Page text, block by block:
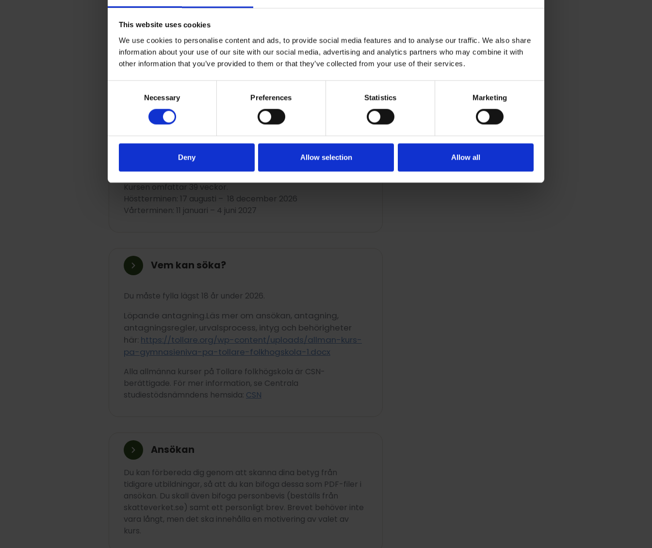
This website uses cookies
We use cookies to personalise content and ads, to provide social media features and to analyse our traffic. We also share
information about your use of our site with our social media, advertising and analytics partners who may combine it with
other information that you’ve provided to them or that they’ve collected from your use of their services.
Necessary Preferences Statistics Marketing
Deny Allow selection Allow all
Temadagar
”Hela Tollare”-dagar
Individuellt val
Läs mer om grundläggande behörighet från folkhögskola på:
https://www.folkhogskola.nu/Om-folkhogskolan/Behorigheter
Har du frågor, maila vår studie- och yrkesvägledare:
Lagerberg
Terminstider läsåret 26/27
Kursen omfattar 39 veckor.
Höstterminen: 17 augusti – 18 december 2026
Vårterminen: 11 januari – 4 juni 2027
Vem kan söka?
Du måste fylla lägst 18 år under 2026.
Löpande antagning.Läs mer om ansökan, antagning,
antagningsregler, urvalsprocess, intyg och behörigheter
här: https://tollare.org/wp-content/uploads/allman-kurs-
pa-gymnasieniva-pa-tollare-folkhogskola-1.docx
Alla allmänna kurser på Tollare folkhögskola är CSN-
berättigade. För mer information, se Centrala
studiestödsnämndens hemsida: CSN
Ansökan
Du kan förbereda dig genom att skanna dina betyg från
tidigare utbildningar, så att du kan bifoga dessa som PDF-filer i
ansökan. Du skall även bifoga personbevis (beställs från
skatteverket.se) samt ett personligt brev. Brevet behöver inte
vara långt, men det ska innehålla en motivering av valet av
kurs.